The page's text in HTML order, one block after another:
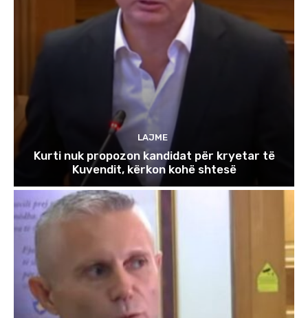
LAJME
Kurti nuk propozon kandidat për kryetar të
Kuvendit, kërkon kohë shtesë